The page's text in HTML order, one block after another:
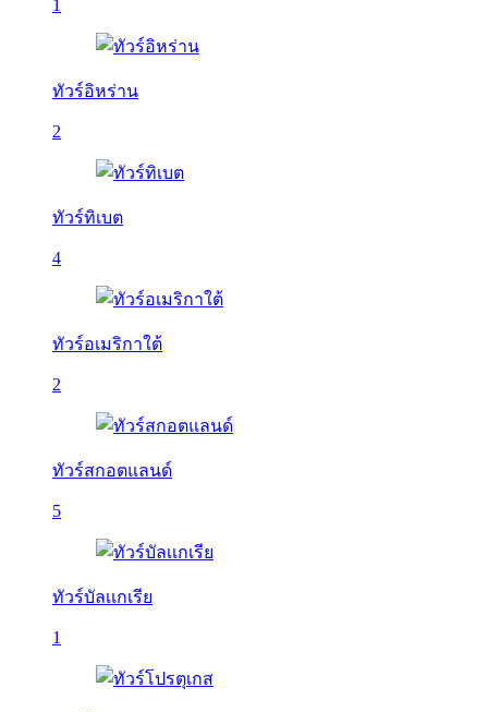
1
ทัวร์อิหร่าน
2
ทัวร์ทิเบต
4
ทัวร์อเมริกาใต้
2
ทัวร์สกอตแลนด์
5
ทัวร์บัลเเกเรีย
1